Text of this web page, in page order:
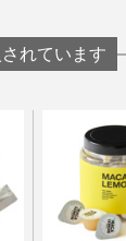
ハニー」で
気候やミツ
ドの「マヌカ
といいます。
のスーパー
の効果①＜抗菌作用
の効果②＜口臭防止
の効果③＜抗酸化活
）
カハニー
付）｜トゥ
れています